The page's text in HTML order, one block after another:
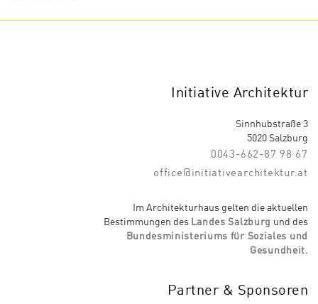
Initiative Architektur
Sinnhubstraße 3
5020 Salzburg
0043-662-87 98 67
office@initiativearchitektur.at
Im Architekturhaus gelten die aktuellen
Bestimmungen des Landes Salzburg und des
Bundesministeriums für Soziales und
Gesundheit.
Partner & Sponsoren